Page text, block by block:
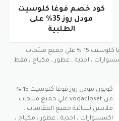
كود خصم فوغا كلوسيت
مودل روز 35% على
الطلبية
كوبون مودل روز فوغا كلوسيت 15 % علي جميع منتجات vogacloset من
، احذية ، عطور ، مكياج ، فقط
كوبون مودل روز فوغا كلوسيت 15 %
علي جميع منتجات vogacloset من
ملابس نسائية جميع المقاسات ،
اكسسوارات ، احذية ، عطور ، مكياج ،